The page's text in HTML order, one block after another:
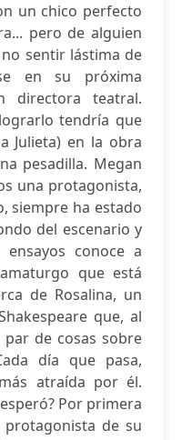
un chico perfecto
pero de alguien
sentir lástima de
en su próxima
directora teatral.
tendría que
Julieta) en la obra
pesadilla. Megan
una protagonista,
siempre ha estado
del escenario y
conoce a
que está
de Rosalina, un
que, al
de cosas sobre
día que pasa,
atraída por él.
Por primera
de su